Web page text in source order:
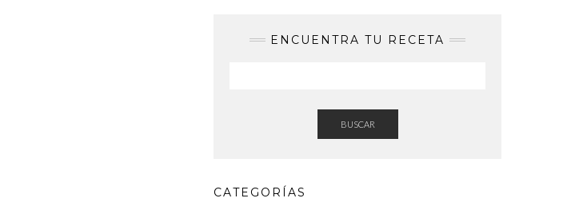
ENCUENTRA TU RECETA
BUSCAR
CATEGORÍAS